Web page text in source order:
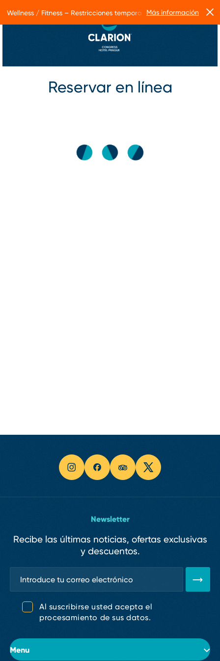
Reservar en línea
Menu
Newsletter
Recibe las últimas noticias, ofertas exclusivas
y descuentos.
Al suscribirse usted acepta el
procesamiento de sus datos.
Wellness / Fitness – Restricciones temporales de servicio
Más información